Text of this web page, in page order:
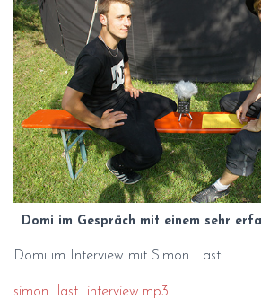
Domi im Gespräch mit einem sehr
Domi im Interview mit Simon Last:
simon_last_interview.mp3